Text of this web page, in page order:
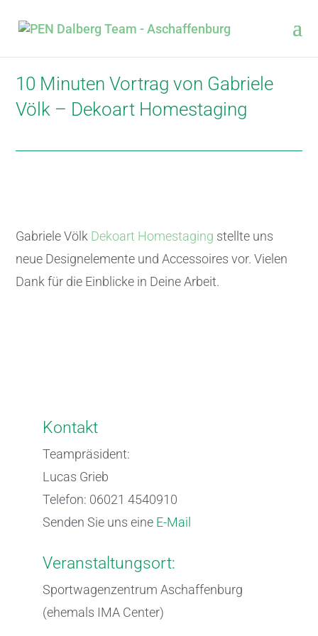
10 Minuten Vortrag von Gabriele
Völk – Dekoart Homestaging
Gabriele Völk Dekoart Homestaging stellte uns
neue Designelemente und Accessoires vor. Vielen
Dank für die Einblicke in Deine Arbeit.
Kontakt
Teampräsident:
Lucas Grieb
Telefon: 06021 4540910
Senden Sie uns eine E-Mail
Veranstaltungsort:
Sportwagenzentrum Aschaffenburg
(ehemals IMA Center)